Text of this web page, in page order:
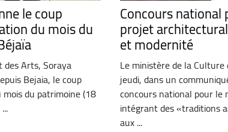
le coup
du mois du
Arts, Soraya
Bejaia, le coup
mois du patrimoine (18
Concours
projet
et modernité
Le ministère de la
jeudi, dans un
concours national pour
intégrant des «traditions
aux ...